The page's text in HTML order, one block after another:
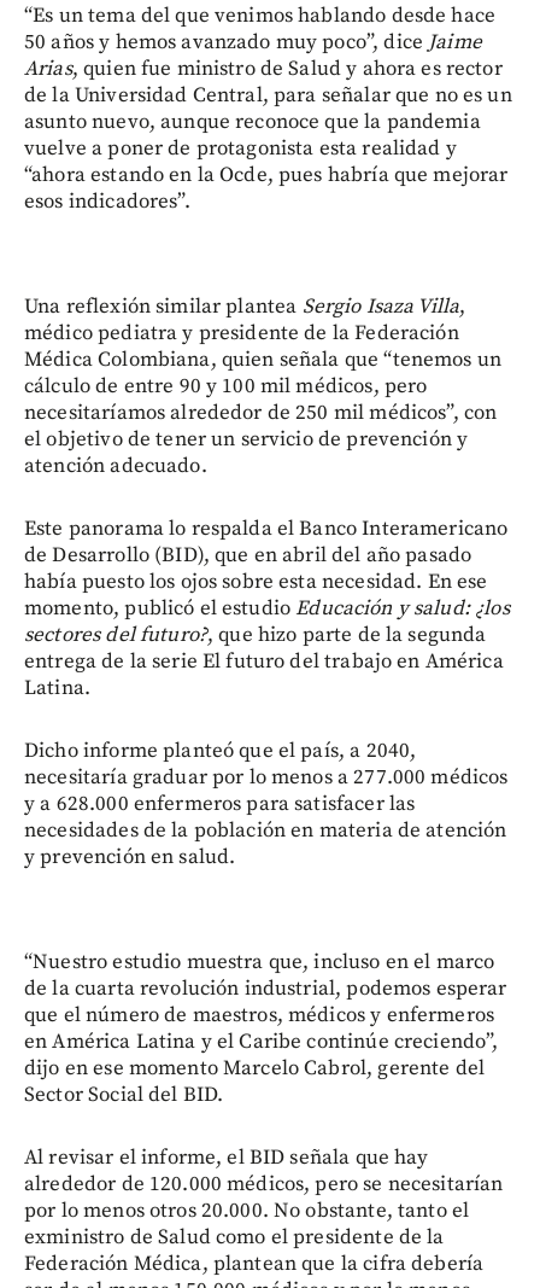
“Es un tema del que venimos hablando desde hace
50 años y hemos avanzado muy poco”, dice Jaime
Arias, quien fue ministro de Salud y ahora es rector
de la Universidad Central, para señalar que no es un
asunto nuevo, aunque reconoce que la pandemia
vuelve a poner de protagonista esta realidad y
“ahora estando en la Ocde, pues habría que mejorar
esos indicadores”.
Una reflexión similar plantea Sergio Isaza Villa,
médico pediatra y presidente de la Federación
Médica Colombiana, quien señala que “tenemos un
cálculo de entre 90 y 100 mil médicos, pero
necesitaríamos alrededor de 250 mil médicos”, con
el objetivo de tener un servicio de prevención y
atención adecuado.
Este panorama lo respalda el Banco Interamericano
de Desarrollo (BID), que en abril del año pasado
había puesto los ojos sobre esta necesidad. En ese
momento, publicó el estudioEducación y salud: ¿los
sectores del futuro?, que hizo parte de la segunda
entrega de la serie El futuro del trabajo en América
Latina.
Dicho informe planteó que el país, a 2040,
necesitaría graduar por lo menos a 277.000 médicos
y a 628.000 enfermeros para satisfacer las
necesidades de la población en materia de atención
y prevención en salud.
“Nuestro estudio muestra que, incluso en el marco
de la cuarta revolución industrial, podemos esperar
que el número de maestros, médicos y enfermeros
en América Latina y el Caribe continúe creciendo”,
dijo en ese momento Marcelo Cabrol, gerente del
Sector Social del BID.
Al revisar el informe, el BID señala que hay
alrededor de 120.000 médicos, pero se necesitarían
por lo menos otros 20.000. No obstante, tanto el
exministro de Salud como el presidente de la
Federación Médica, plantean que la cifra debería